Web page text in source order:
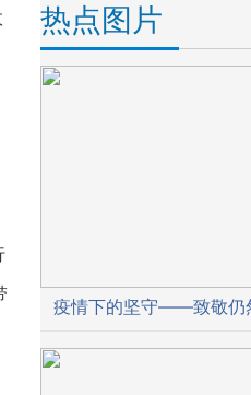
热点图片
疫情下的坚守——致敬仍